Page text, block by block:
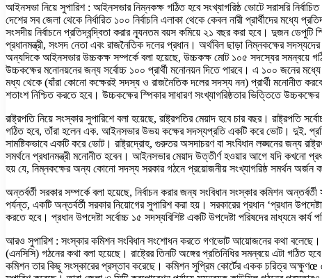
আইনসভা নিয়ে সুপারিশ : আইনসভার নিম্নকক্ষ গঠিত হবে সংখ্যাগরিষ্ঠ ভোটে সরাসরি
দেশের সব জেলা থেকে নির্ধারিত ১০০ নির্বাচনি এলাকা থেকে কেবল নারী প্রার্থীদের
সংসদীয় নির্বাচনে প্রতিদ্বন্দ্বিতা করার ন্যূনতম বয়স কমিয়ে ২১ বছর করা হবে। দুজন
প্রধানমন্ত্রী, সংসদ নেতা এবং রাজনৈতিক দলের প্রধান। অর্থবিল ছাড়া নিম্নকক্ষের
অন্যদিকে আইনসভার উচ্চকক্ষ সম্পর্কে বলা হয়েছে, উচ্চকক্ষ মোট ১০৫ সদস্যের সমন্বয়ে
উচ্চকক্ষের মনোনয়নের জন্য সর্বোচ্চ ১০০ প্রার্থী মনোনয়ন দিতে পারবে। এ ১০০ জনের
মধ্য থেকে (যাঁরা কোনো কক্ষেরই সদস্য ও রাজনৈতিক দলের সদস্য নন) প্রার্থী মনোনীত
শতাংশ নিশ্চিত করতে হবে। উচ্চকক্ষের স্পিকার সাধারণ সংখ্যাগরিষ্ঠতার ভিত্তিতে
রাষ্ট্রপতি নিয়ে সংস্কার সুপারিশে বলা হয়েছে, রাষ্ট্রপতির মেয়াদ হবে চার বছর। রাষ্ট্রপতি
গঠিত হবে, তাঁরা হলেন এক. আইনসভার উভয় কক্ষের সদস্যপ্রতি একটি করে ভোট। দুই.
সামষ্টিকভাবে একটি করে ভোট। রাষ্ট্রদ্রোহ, গুরুতর অসদাচরণ বা সংবিধান লঙ্ঘনের জন্য
সমর্থনে প্রধানমন্ত্রী মনোনীত হবেন। আইনসভার মেয়াদ উত্তীর্ণ হওয়ার আগে যদি কখনো
হয় যে, নিম্নকক্ষের অন্য কোনো সদস্য সরকার গঠনে প্রয়োজনীয় সংখ্যাগরিষ্ঠ সমর্থন অর্জন
অন্তর্বর্তী সরকার সম্পর্কে বলা হয়েছে, নির্বাচন করার জন্য সংবিধান সংস্কার কমিশন
পর্যন্ত, একটি অন্তর্বর্তী সরকার নিয়োগের সুপারিশ করা হয়। সরকারের প্রধান ‘প্রধান
করতে হবে। প্রধান উপদেষ্টা সর্বোচ্চ ১৫ সদস্যবিশিষ্ট একটি উপদেষ্টা পরিষদের মাধ্যমে কার্য
আরও সুপারিশ : সংস্কার কমিশন সংবিধান সংশোধন করতে গণভোট আয়োজনের কথা বলেছে।
(এনসিসি) গঠনের কথা বলা হয়েছে। রাষ্ট্রের তিনটি অঙ্গের প্রতিনিধির সমন্বয়ে এটা
কমিশন তার কিছু সংস্কারের প্রস্তাব করেছে। কমিশন সুপ্রিম কোর্টের একক চরিত্র অক্ষুণœ